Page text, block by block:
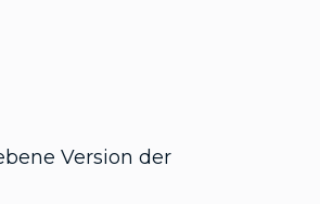
Version der